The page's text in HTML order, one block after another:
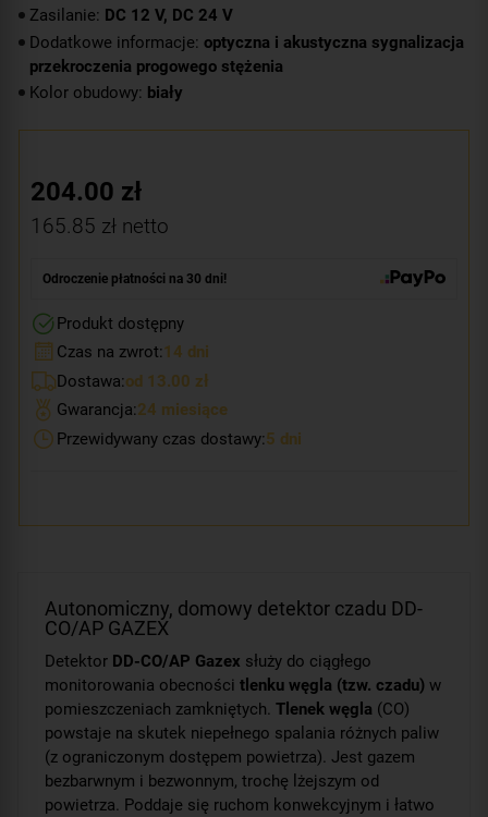
Zasilanie: DC 12 V, DC 24 V
Dodatkowe informacje: optyczna i akustyczna sygnalizacja
przekroczenia progowego stężenia
Kolor obudowy: biały
204.00 zł
165.85 zł netto
Odroczenie płatności na 30 dni!
Produkt dostępny
Czas na zwrot:14 dni
Dostawa:od 13.00 zł
Gwarancja:24 miesiące
Przewidywany czas dostawy:5 dni
Autonomiczny, domowy detektor czadu DD-
CO/AP GAZEX
Detektor DD-CO/AP Gazex służy do ciągłego
monitorowania obecności tlenku węgla (tzw. czadu) w
pomieszczeniach zamkniętych. Tlenek węgla (CO)
powstaje na skutek niepełnego spalania różnych paliw
(z ograniczonym dostępem powietrza). Jest gazem
bezbarwnym i bezwonnym, trochę lżejszym od
powietrza. Poddaje się ruchom konwekcyjnym i łatwo